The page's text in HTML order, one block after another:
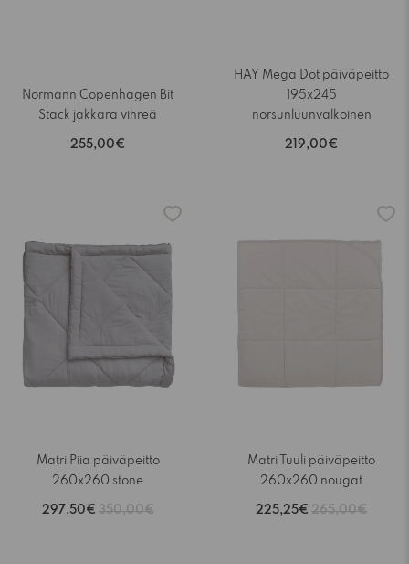
Normann Copenhagen Bit
Stack jakkara vihreä
255,00€
HAY Mega Dot päiväpeitto
195x245
norsunluunvalkoinen
219,00€
Matri Piia päiväpeitto
260x260 stone
297,50€ 350,00€
Matri Tuuli päiväpeitto
260x260 nougat
225,25€ 265,00€